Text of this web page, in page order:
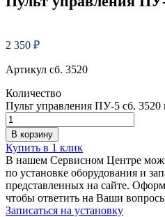
2 350 ₽
Артикул сб. 3520
Количество
Пульт управления ПУ-5 сб. 3520
В корзину
Купить в 1 клик
В нашем Сервисном Центре
по установке оборудования и
представленных на сайте.
чтобы ответить на Ваши
Записаться на установку